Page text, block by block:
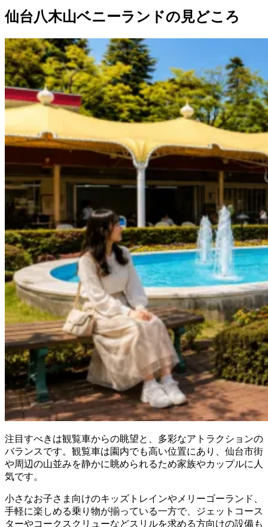
仙台八木山ベニーランドの見どころ
注目すべきは観覧車からの眺望と、多彩なアトラクションの
バランスです。観覧車は園内でも高い位置にあり、仙台市街
や周辺の山並みを静かに眺められるため家族やカップルに人
気です。
小さなお子さま向けのキッズトレインやメリーゴーランド、
手軽に楽しめる乗り物が揃っている一方で、ジェットコース
ターやコークスクリューなどスリルを求める方向けの設備も